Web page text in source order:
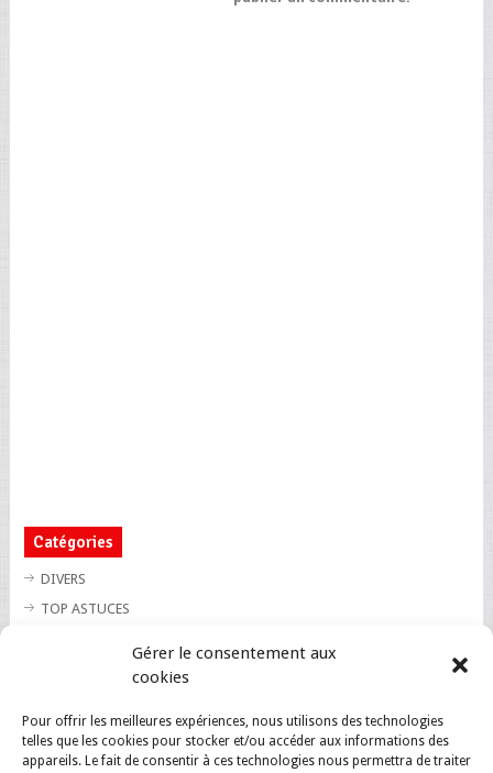
Gérer le consentement aux
cookies
Pour offrir les meilleures expériences, nous utilisons des technologies
telles que les cookies pour stocker et/ou accéder aux informations des
appareils. Le fait de consentir à ces technologies nous permettra de traiter
Catégories
DIVERS
TOP ASTUCES
TOP INSOLITE
TOP SANTE